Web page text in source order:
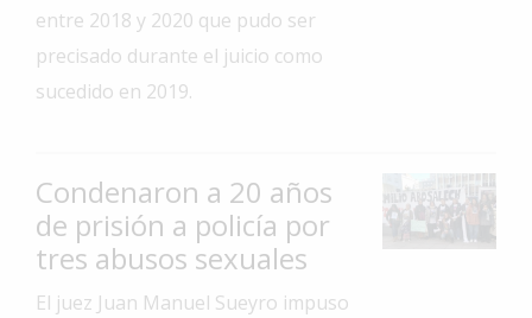
Interés
General
La
Arte
y
Espectáculos
Policiales
entre 2018 y 2020 que pudo ser
precisado durante el juicio como
sucedido en 2019.
Condenaron a 20 años
de prisión a policía por
tres abusos sexuales
El juez Juan Manuel Sueyro impuso